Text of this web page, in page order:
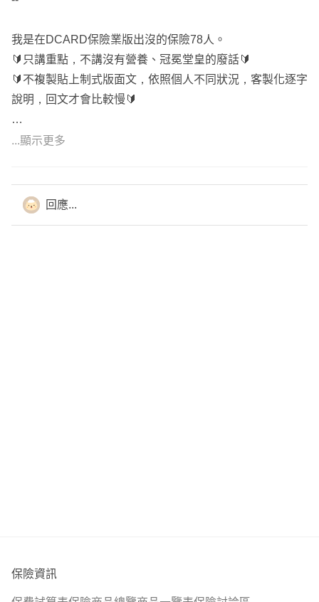
我是在DCARD保險業版出沒的保險78人。
🔰只講重點，不講沒有營養、冠冕堂皇的廢話🔰
🔰不複製貼上制式版面文，依照個人不同狀況，客製化逐字
說明，回文才會比較慢🔰
🎁 網路普通客戶回答簡單易懂
⚓保近不保遠、保大不保小
🎯 成人規劃六大保障
💡壽險
...顯示更多
回應...
保險資訊